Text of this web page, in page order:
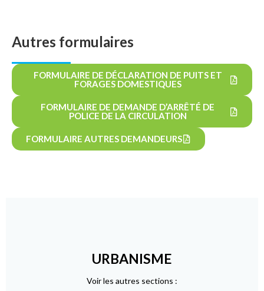
Autres formulaires
FORMULAIRE DE DÉCLARATION DE PUITS ET
FORAGES DOMESTIQUES
FORMULAIRE DE DEMANDE D’ARRÊTÉ DE
POLICE DE LA CIRCULATION
FORMULAIRE AUTRES DEMANDEURS
URBANISME
Voir les autres sections :